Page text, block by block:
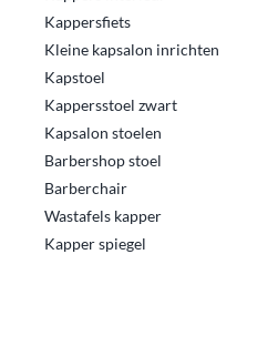
Kappersfiets
Kleine kapsalon inrichten
Kapstoel
Kappersstoel zwart
Kapsalon stoelen
Barbershop stoel
Barberchair
Wastafels kapper
Kapper spiegel